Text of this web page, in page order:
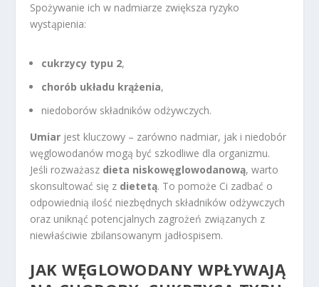
Spożywanie ich w nadmiarze zwiększa ryzyko
wystąpienia:
cukrzycy typu 2,
chorób układu krążenia,
niedoborów składników odżywczych.
Umiar jest kluczowy – zarówno nadmiar, jak i niedobór
węglowodanów mogą być szkodliwe dla organizmu.
Jeśli rozważasz dieta niskowęglowodanową, warto
skonsultować się z dietetą. To pomoże Ci zadbać o
odpowiednią ilość niezbędnych składników odżywczych
oraz uniknąć potencjalnych zagrożeń związanych z
niewłaściwie zbilansowanym jadłospisem.
JAK WĘGLOWODANY WPŁYWAJĄ